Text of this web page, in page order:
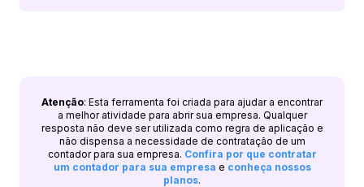
Atenção: Esta ferramenta foi criada para ajudar a encontrar
a melhor atividade para abrir sua empresa. Qualquer
resposta não deve ser utilizada como regra de aplicação e
não dispensa a necessidade de contratação de um
contador para sua empresa. Confira por que contratar
um contador para sua empresa e conheça nossos
planos.